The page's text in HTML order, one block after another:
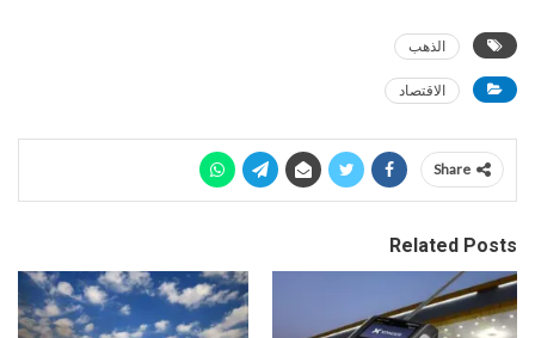
الذهب
الاقتصاد
Share
Related Posts